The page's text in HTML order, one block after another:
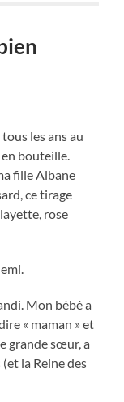
les ans au
en bouteille.
fille Albane
ce tirage
rose
Mon bébé a
« maman » et
grande sœur, a
la Reine des